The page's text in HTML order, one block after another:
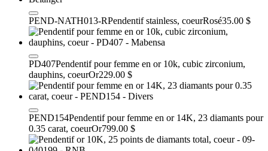
PEND-NATH013-RPendentif stainless, coeurRosé35.00 $
PD407Pendentif pour femme en or 10k, cubic zirconium,
dauphins, coeurOr229.00 $
PEND154Pendentif pour femme en or 14K, 23 diamants pour
0.35 carat, coeurOr799.00 $